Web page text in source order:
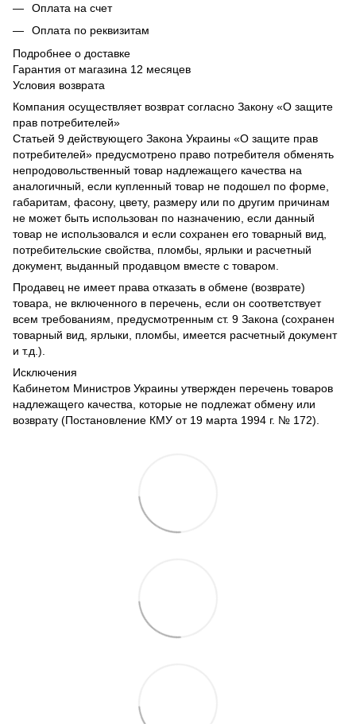
Оплата на счет
Оплата по реквизитам
Подробнее о доставке
Гарантия от магазина 12 месяцев
Условия возврата
Компания осуществляет возврат согласно Закону «О защите
прав потребителей»
Статьей 9 действующего Закона Украины «О защите прав
потребителей» предусмотрено право потребителя обменять
непродовольственный товар надлежащего качества на
аналогичный, если купленный товар не подошел по форме,
габаритам, фасону, цвету, размеру или по другим причинам
не может быть использован по назначению, если данный
товар не использовался и если сохранен его товарный вид,
потребительские свойства, пломбы, ярлыки и расчетный
документ, выданный продавцом вместе с товаром.
Продавец не имеет права отказать в обмене (возврате)
товара, не включенного в перечень, если он соответствует
всем требованиям, предусмотренным ст. 9 Закона (сохранен
товарный вид, ярлыки, пломбы, имеется расчетный документ
и т.д.).
Исключения
Кабинетом Министров Украины утвержден перечень товаров
надлежащего качества, которые не подлежат обмену или
возврату (Постановление КМУ от 19 марта 1994 г. № 172).